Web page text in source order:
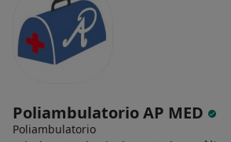
Poliambulatorio AP MED
Poliambulatorio